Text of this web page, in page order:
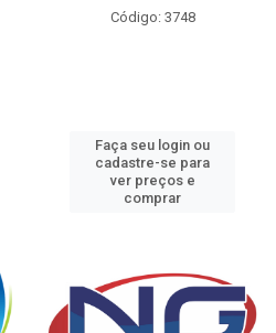
Código: 3748
Faça seu login ou
cadastre-se para
ver preços e
comprar